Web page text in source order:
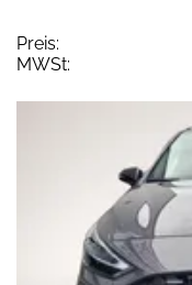
Preis:
MWSt: